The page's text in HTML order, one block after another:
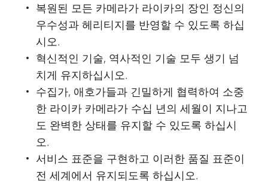
복원된 모든 카메라가 라이카의 장인 정신의
우수성과 헤리티지를 반영할 수 있도록 하십
시오.
혁신적인 기술, 역사적인 기술 모두 생기 넘
치게 유지하십시오.
수집가, 애호가들과 긴밀하게 협력하여 소중
한 라이카 카메라가 수십 년의 세월이 지나고
도 완벽한 상태를 유지할 수 있도록 하십시
오.
서비스 표준을 구현하고 이러한 품질 표준이
전 세계에서 유지되도록 하십시오.